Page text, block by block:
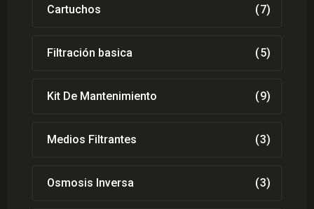
Cartuchos (7)
Filtración basica (5)
Kit De Mantenimiento (9)
Medios Filtrantes (3)
Osmosis Inversa (3)